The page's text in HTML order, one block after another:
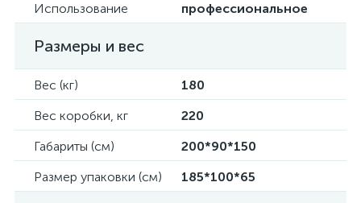
Использование
профессиональное
Размеры и вес
Вес (кг)
180
Вес коробки, кг
220
Габариты (см)
200*90*150
Размер упаковки (см)
185*100*65